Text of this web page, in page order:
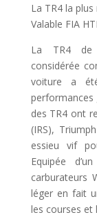
La TR4 la
Valable FIA
La TR4 de
considérée
voiture a
performances
des TR4 ont
(IRS),
essieu vif
Equipée
carburateurs
léger en fait
les courses et